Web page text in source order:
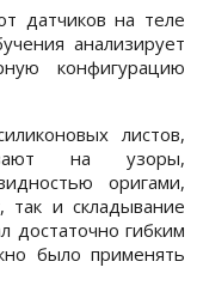
датчиков на теле
анализирует
конфигурацию
листов,
на узоры,
оригами,
так и складывание
достаточно гибким
было применять